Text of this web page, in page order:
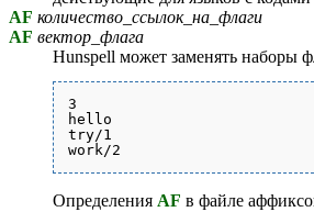
AF количество_ссылок_на_флаги
AF вектор_флага
Hunspell может заменять наборы
3
hello
try/1
Определения AF в файле